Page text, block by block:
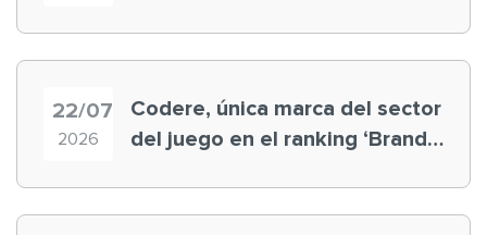
22/07
2026
Codere, única marca del sector
del juego en el ranking ‘Brand